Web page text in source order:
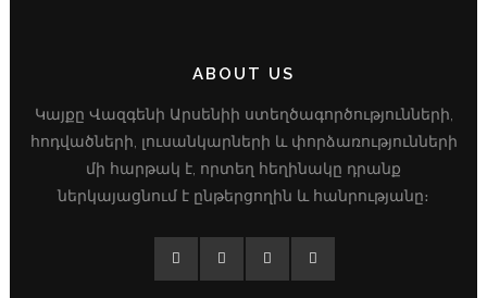
ABOUT US
Կայքը Վազգենի Արսենիի ստեղծագործությունների,
հոդվածների, լուսանկարների և փորձառությունների
մի հարթակ է, որտեղ հեղինակը դրանք
ներկայացնում է ընթերցողին և հանրությանը։